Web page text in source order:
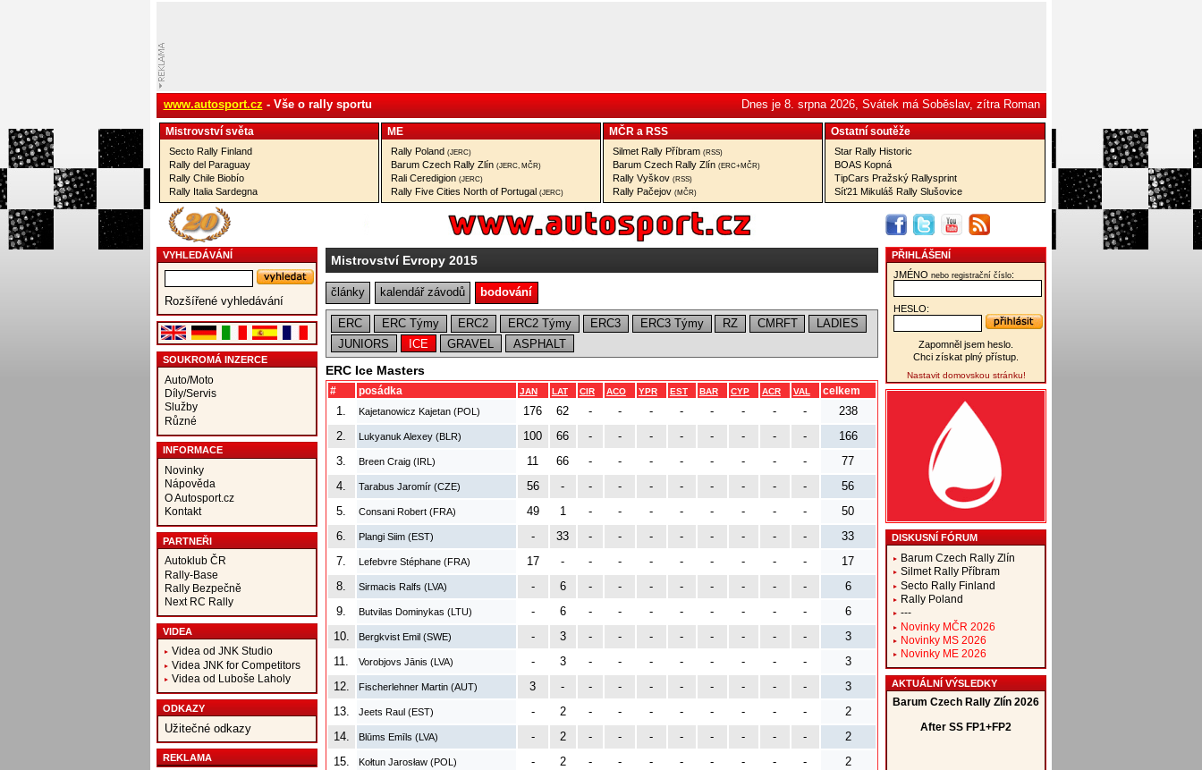
www.autosport.cz - Vše o rally sportu Dnes je 8. srpna 2026, Svátek má Soběslav, zítra Roman
Mistrovství­ světa
Secto Rally Finland
Rally del Paraguay
Rally Chile Biobío
Rally Italia Sardegna
ME
Rally Poland (JERC)
Barum Czech Rally Zlín (JERC, MČR)
Rali Ceredigion (JERC)
Rally Five Cities North of Portugal (JERC)
MČR a RSS
Silmet Rally Příbram (RSS)
Barum Czech Rally Zlín (ERC+MČR)
Rally Vyškov (RSS)
Rally Pačejov (MČR)
Ostatní­ soutěže
Star Rally Historic
BOAS Kopná
TipCars Pražský Rallysprint
Síť21 Mikuláš Rally Slušovice
VYHLEDÁVÁNÍ
Rozšířené vyhledávání
SOUKROMÁ INZERCE
Auto/Moto
Díly/Servis
Služby
Různé
INFORMACE
Novinky
Nápověda
O Autosport.cz
Kontakt
PARTNEŘI
Autoklub ČR
Rally-Base
Rally Bezpečně
Next RC Rally
VIDEA
Videa od JNK Studio
Videa JNK for Competitors
Videa od Luboše Laholy
ODKAZY
Užitečné odkazy
REKLAMA
Mistrovství Evropy 2015
články kalendář závodů bodování
ERC ERC Týmy ERC2 ERC2 Týmy ERC3 ERC3 Týmy RZ CMRFT
LADIES
JUNIORS
ICE GRAVEL ASPHALT
ERC Ice Masters
# posádka JAN LAT CIR ACO YPR EST BAR CYP ACR VAL celkem
1. Kajetanowicz Kajetan (POL) 176 62 - - - - - - - -
238
2.
Lukyanuk Alexey (BLR) 100 66 - - - - - - - -
166
3.
Breen Craig (IRL) 11 66 - - - - - - - -
77
4.
Tarabus Jaromír (CZE) 56 - - - - - - - - -
56
5.
Consani Robert (FRA) 49 1 - - - - - - - -
50
6.
Plangi Siim (EST) - 33 - - - - - - - -
33
7.
Lefebvre Stéphane (FRA) 17 - - - - - - - - -
17
8.
Sirmacis Ralfs (LVA) - 6 - - - - - - - -
6
9.
Butvilas Dominykas (LTU) - 6 - - - - - - - -
6
10.
Bergkvist Emil (SWE) - 3 - - - - - - - -
3
11.
Vorobjovs Jānis (LVA) - 3 - - - - - - - -
3
12.
Fischerlehner Martin (AUT) 3 - - - - - - - - -
3
13.
Jeets Raul (EST) - 2 - - - - - - - -
2
14.
Blūms Emīls (LVA) - 2 - - - - - - - -
2
15.
Kołtun Jarosław (POL) - 2 - - - - - - - -
2
PŘIHLÁŠENÍ
JMÉNO nebo registrační číslo:
HESLO:
Zapomněl jsem heslo.
Chci získat plný přístup.
Nastavit domovskou stránku!
DISKUSNÍ FÓRUM
Barum Czech Rally Zlín
Silmet Rally Příbram
Secto Rally Finland
Rally Poland
---
Novinky MČR 2026
Novinky MS 2026
Novinky ME 2026
AKTUÁLNÍ VÝSLEDKY